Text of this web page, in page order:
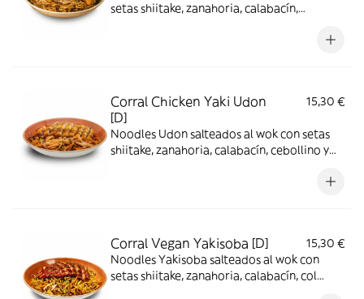
setas shiitake, zanahoria, calabacín,
Corral Chicken Yaki Udon
[D]
15,30 €
Noodles Udon salteados al wok con setas
shiitake, zanahoria, calabacín, cebollino y
Corral Vegan Yakisoba [D]
15,30 €
Noodles Yakisoba salteados al wok con
setas shiitake, zanahoria, calabacín, col